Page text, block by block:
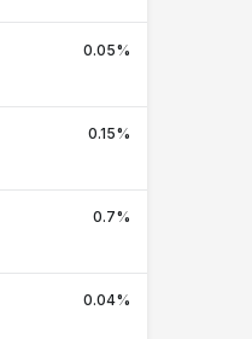
0.05%
0.15%
0.7%
0.04%